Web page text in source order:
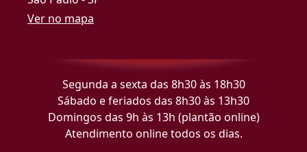
Ver no mapa
Segunda a sexta das 8h30 às 18h30
Sábado e feriados das 8h30 às 13h30
Domingos das 9h às 13h (plantão online)
Atendimento online todos os dias.